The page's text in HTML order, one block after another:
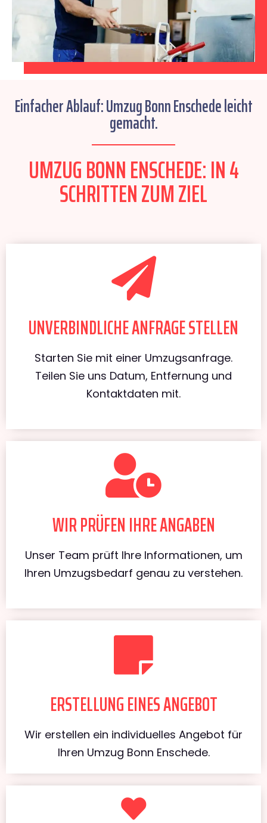
Einfacher Ablauf: Umzug Bonn Enschede leicht
gemacht.
UMZUG BONN ENSCHEDE: IN 4
SCHRITTEN ZUM ZIEL
UNVERBINDLICHE ANFRAGE STELLEN
Starten Sie mit einer Umzugsanfrage.
Teilen Sie uns Datum, Entfernung und
Kontaktdaten mit.
WIR PRÜFEN IHRE ANGABEN
Unser Team prüft Ihre Informationen, um
Ihren Umzugsbedarf genau zu verstehen.
ERSTELLUNG EINES ANGEBOT
Wir erstellen ein individuelles Angebot für
Ihren Umzug Bonn Enschede.